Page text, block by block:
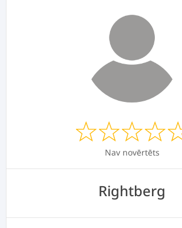
Nav novērtēts
Rightberg